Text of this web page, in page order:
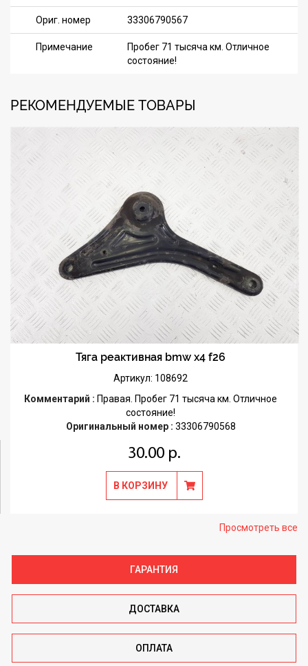
Ориг. номер 33306790567
Примечание
Пробег 71 тысяча км. Отличное
состояние!
РЕКОМЕНДУЕМЫЕ ТОВАРЫ
Тяга реактивная bmw x4 f26
Артикул: 108692
Комментарий : Правая. Пробег 71 тысяча км. Отличное
состояние!
Оригинальный номер : 33306790568
30.00 р.
В КОРЗИНУ
Просмотреть все
ГАРАНТИЯ
ДОСТАВКА
ОПЛАТА